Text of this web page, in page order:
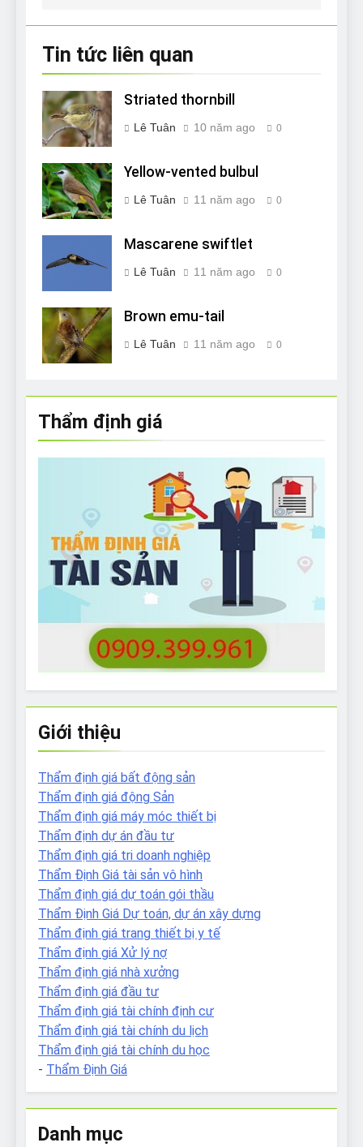
Tin tức liên quan
Striated thornbill
Lê Tuân 10 năm ago 0
Yellow-vented bulbul
Lê Tuân 11 năm ago 0
Mascarene swiftlet
Lê Tuân 11 năm ago 0
Brown emu-tail
Lê Tuân 11 năm ago 0
Thẩm định giá
Giới thiệu
Thẩm định giá bất động sản
Thẩm định giá động Sản
Thẩm định giá máy móc thiết bị
Thẩm định dự án đầu tư
Thẩm định giá tri doanh nghiệp
Thẩm Định Giá tài sản vô hình
Thẩm định giá dự toán gói thầu
Thẩm Định Giá Dự toán, dự án xây dựng
Thẩm định giá trang thiết bị y tế
Thẩm định giá Xử lý nợ
Thẩm định giá nhà xưởng
Thẩm định giá đầu tư
Thẩm định giá tài chính định cư
Thẩm định giá tài chính du lịch
Thẩm định giá tài chính du học
- Thẩm Định Giá
Danh mục